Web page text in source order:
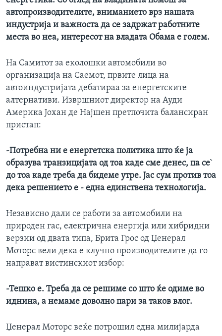
автопроизводителите, вниманието врз нашата
индустрија и важноста да се задржат работните
места во неа, интересот на владата Обама е голем.
На Самитот за еколошки автомобили во
организација на Саемот, првите лица на
автоиндустријата дебатираа за енергетските
алтернативи. Извршниот директор на Ауди
Америка Јохан де Најшен претпочита балансиран
пристап:
-Потребна ни е енергетска политика што ќе ја
образува транзицијата од тоа каде сме денес, па се`
до тоа каде треба да бидеме утре. Јас сум против тоа
дека решението е - една единствена технологија.
Независно дали се работи за автомобили на
природен гас, електрична енергија или хибридни
верзии од двата типа, Брита Грос од Џенерал
Моторс вели дека е клучно производителите да го
направат вистинскиот избор:
-Тешко е. Треба да се решиме со што ќе одиме во
иднина, а немаме доволно пари за таков влог.
Џенерал Моторс веќе потрошил една милијарда